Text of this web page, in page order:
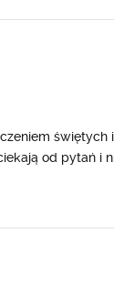
od pytań i